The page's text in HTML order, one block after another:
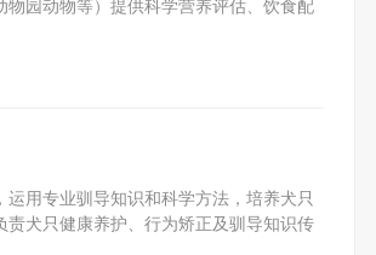
园动物等）提供科学营养评估、饮食配
用专业驯导知识和科学方法，培养犬只
犬只健康养护、行为矫正及驯导知识传